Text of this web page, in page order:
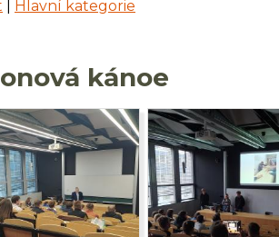
Hlavní kategorie
kánoe